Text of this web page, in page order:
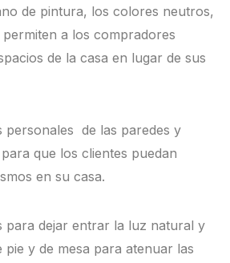
de pintura, los colores neutros,
a los compradores
de la casa en lugar de sus
personales de las paredes y
que los clientes puedan
en su casa.
para dejar entrar la luz natural y
pie y de mesa para atenuar las